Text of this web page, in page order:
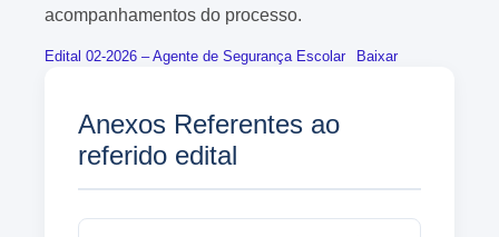
acompanhamentos do processo.
Edital 02-2026 – Agente de Segurança Escolar Baixar
Anexos Referentes ao
referido edital